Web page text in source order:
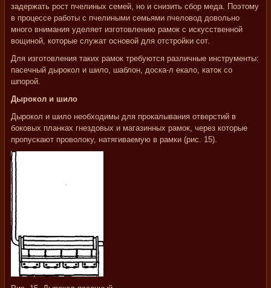
задержать рост пчелиных семей, но и снизить сбор меда. Поэтому
в процессе работы с пчелиными семьями пчеловод довольно
много внимания уделяет изготовлению рамок с искусственной
вощиной, которые служат основой для отстройки сот.
Для изготовления таких рамок требуются различные инструменты:
пасечный дырокол и шило, шаблон, доска-л екало, каток со
шпорой.
Дырокол и шило
Дырокол и шило необходимы для прокалывания отверстий в
боковых планках гнездовых и магазинных рамок, через которые
пропускают проволоку, натягиваемую в рамки (рис. 15).